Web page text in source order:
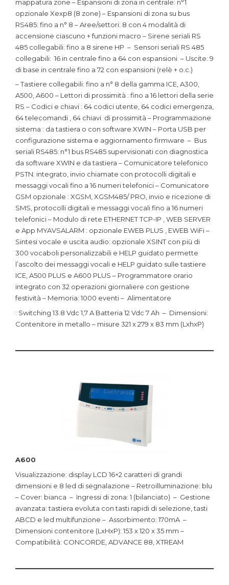
mappatura zone – Espansioni di zona in centrale: n°1
opzionale Xexp8 (8 zone) – Espansioni di zona su bus
RS485: fino a n° 8 – Aree/settori: 8 con 4 modalità di
accensione ciascuno + funzioni macro – Sirene seriali RS
485 collegabili: fino a 8 sirene HP – Sensori seriali RS 485
collegabili: 16 in centrale fino a 64 con espansioni – Uscite: 9
di base in centrale fino a 72 con espansioni (relè + o.c.)
– Tastiere collegabili: fino a n° 8 della gamma ICE, A300,
A500, A600 – Lettori di prossimità : fino a 16 lettori della serie
RS – Codici e chiavi : 64 codici utente, 64 codici emergenza,
64 telecomandi , 64 chiavi di prossimità – Programmazione
sistema : da tastiera o con software XWIN – Porta USB per
configurazione sistema e aggiornamento firmware – Bus
seriali RS485: n°1 bus RS485 supervisionati con diagnostica
da software XWIN e da tastiera – Comunicatore telefonico
PSTN: integrato, invio chiamate con protocolli digitali e
messaggi vocali fino a 16 numeri telefonici – Comunicatore
GSM opzionale : XGSM, XGSM485/ PRO, invio e ricezione di
SMS, protocolli digitali e messaggi vocali fino a 16 numeri
telefonici – Modulo di rete ETHERNET TCP-IP , WEB SERVER
e App MYAVSALARM : opzionale EWEB PLUS , EWEB WiFi –
Sintesi vocale e uscita audio: opzionale XSINT con più di
300 vocaboli personalizzabili e HELP guidato permette
l’ascolto dei messaggi vocali e HELP guidato sulle tastiere
ICE, A500 PLUS e A600 PLUS – Programmatore orario
integrato con 32 operazioni giornaliere con gestione
festività – Memoria: 1000 eventi – Alimentatore
: Switching 13.8 Vdc 1,7 A Batteria 12 Vdc 7 Ah – Dimensioni:
Contenitore in metallo – misure 321 x 279 x 83 mm (LxhxP)
A600
Visualizzazione: display LCD 16×2 caratteri di grandi
dimensioni e 8 led di segnalazione – Retroilluminazione: blu
– Cover: bianca – Ingressi di zona: 1 (bilanciato) – Gestione
avanzata: tastiera evoluta con tasti rapidi di selezione, tasti
ABCD e led multifunzione – Assorbimento: 170mA –
Dimensioni contenitore (LxHxP): 153 x 120 x 35 mm –
Compatibilità: CONCORDE, ADVANCE 88, XTREAM